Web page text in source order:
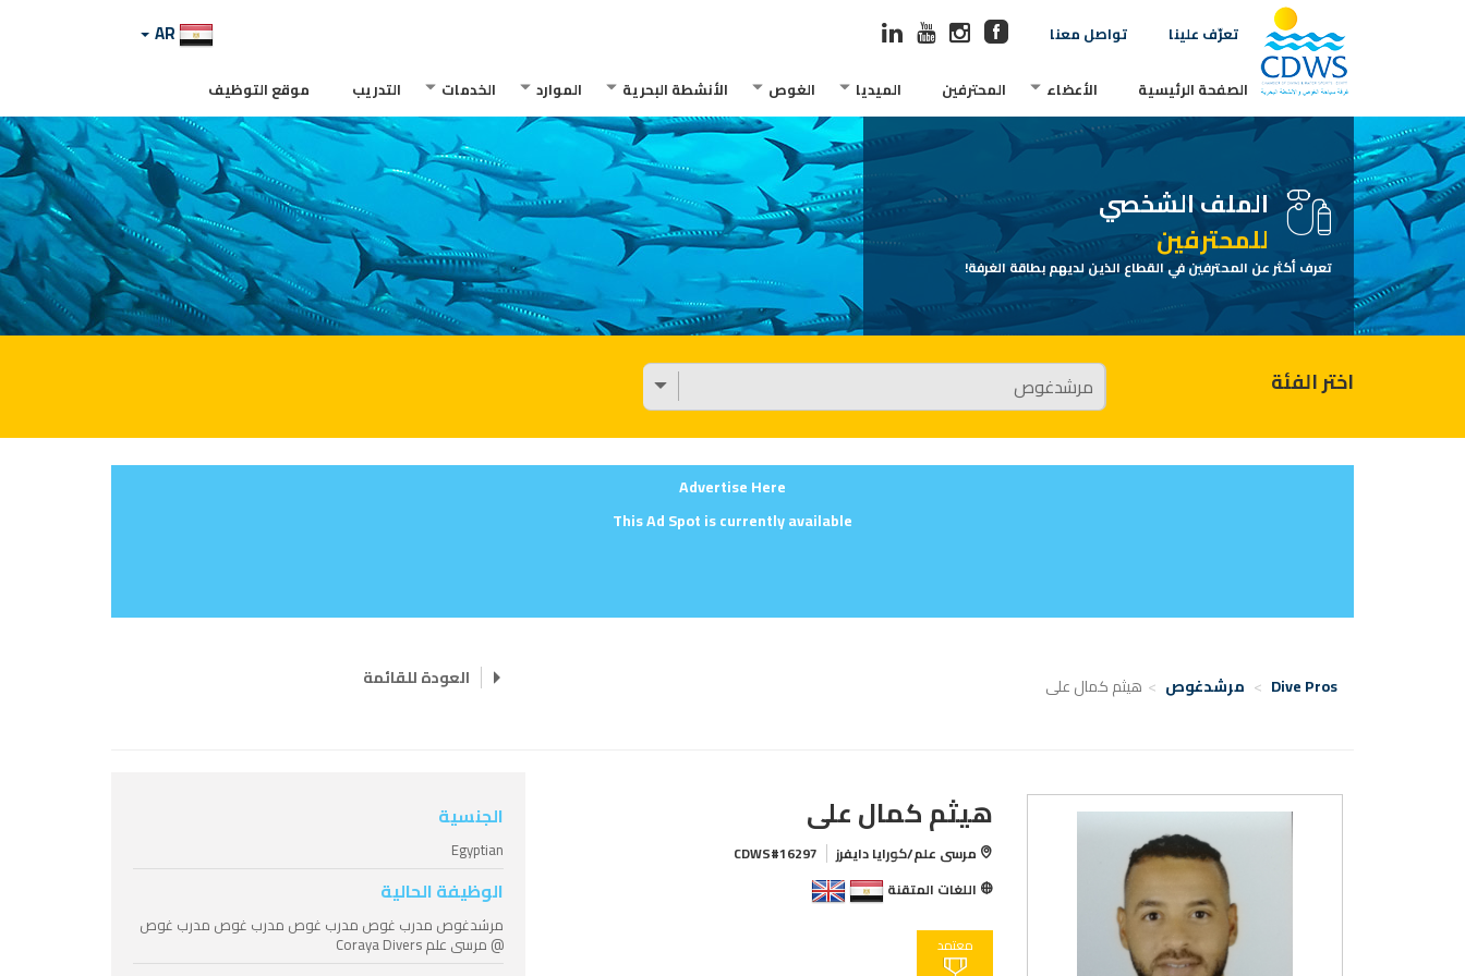
تعرّف علينا تواصل معنا
الصفحة الرئيسية الأعضاء المحترفين الميديا الغوص الأنشطة البحرية الموارد الخدمات التدريب موقع التوظيف
الملف الشخصي
للمحترفين
تعرف أكثر عن المحترفين في القطاع الذين لديهم بطاقة الغرفة!
اختر الفئة
Advertise Here
This Ad Spot is currently available
Dive Pros مرشدغوص هيثم كمال على العودة للقائمة
هيثم كمال على
مرسى علم/كورايا دايفرز
CDWS#16297
اللغات المتقنة
معتمد
الجنسية
Egyptian
الوظيفة الحالية
مرشدغوص مدرب غوص مدرب غوص مدرب غوص مدرب غوص
@ مرسى علم Coraya Divers